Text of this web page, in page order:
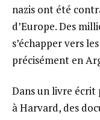
nazis ont été
d’Europe. Des
s’échapper vers
précisément en
Dans un livre écrit
à Harvard, des